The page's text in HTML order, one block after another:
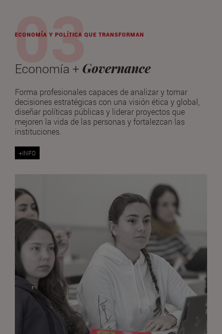
ECONOMÍA Y POLÍTICA QUE TRANSFORMAN
Economía + Governance
Forma profesionales capaces de analizar y tomar
decisiones estratégicas con una visión ética y global,
diseñar políticas públicas y liderar proyectos que
mejoren la vida de las personas y fortalezcan las
instituciones.
+INFO